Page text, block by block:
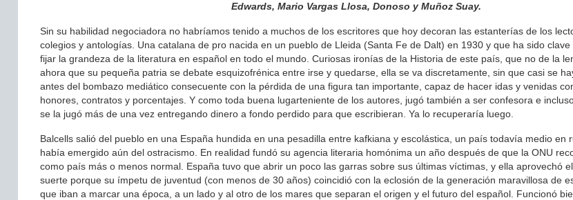
Edwards, Mario Vargas Llosa, Donoso y Muñoz Suay.
Sin su habilidad negociadora no habríamos tenido a muchos de los escritores que hoy decoran las estanterías de los
colegios y antologías. Una catalana de pro nacida en un pueblo de Lleida (Santa Fe de Dalt) en 1930 y que ha sido
fijar la grandeza de la literatura en español en todo el mundo. Curiosas ironías de la Historia de este país, que no de la
ahora que su pequeña patria se debate esquizofrénica entre irse y quedarse, ella se va discretamente, sin que casi se
antes del bombazo mediático consecuente con la pérdida de una figura tan importante, capaz de hacer idas y venidas
honores, contratos y porcentajes. Y como toda buena lugarteniente de los autores, jugó también a ser confesora e
se la jugó más de una vez entregando dinero a fondo perdido para que escribieran. Ya lo recuperaría luego.
Balcells salió del pueblo en una España hundida en una pesadilla entre kafkiana y escolástica, un país todavía medio en
había emergido aún del ostracismo. En realidad fundó su agencia literaria homónima un año después de que la ONU
como país más o menos normal. España tuvo que abrir un poco las garras sobre sus últimas víctimas, y ella aprovechó
suerte porque su ímpetu de juventud (con menos de 30 años) coincidió con la eclosión de la generación maravillosa de
que iban a marcar una época, a un lado y al otro de los mares que separan el origen y el futuro del español. Funcionó